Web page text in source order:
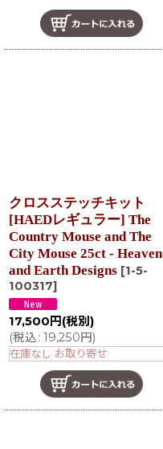
クロスステッチキット
[HAEDレギュラー] The
Country Mouse and The
City Mouse 25ct - Heaven
and Earth Designs [1-5-
100317]
17,500 円 (税別)
(税込: 19,250円)
在庫なし お取り寄せ